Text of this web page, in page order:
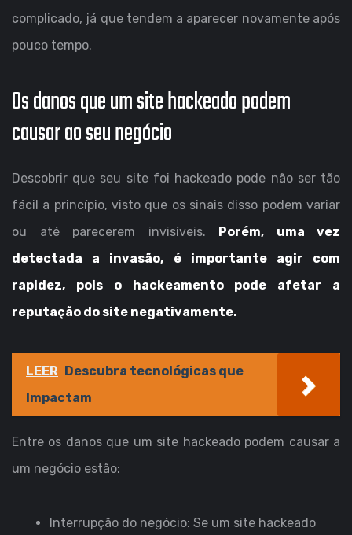
complicado, já que tendem a aparecer novamente após
pouco tempo.
Os danos que um site hackeado podem
causar ao seu negócio
Descobrir que seu site foi hackeado pode não ser tão
fácil a princípio, visto que os sinais disso podem variar
ou até parecerem invisíveis. Porém, uma vez
detectada a invasão, é importante agir com
rapidez, pois o hackeamento pode afetar a
reputação do site negativamente.
LEER Descubra tecnológicas que
Impactam
Entre os danos que um site hackeado podem causar a
um negócio estão:
Interrupção do negócio: Se um site hackeado